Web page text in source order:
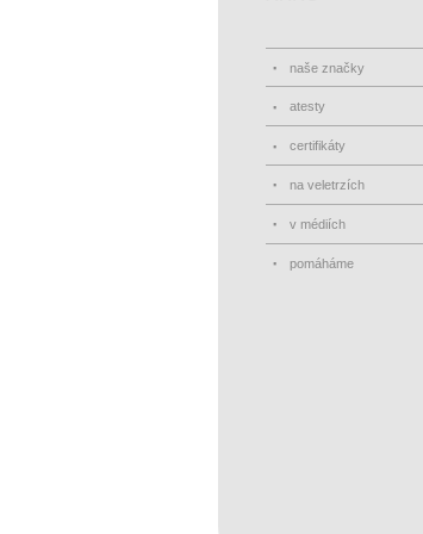
naše značky
atesty
certifikáty
na veletrzích
v médiích
pomáháme